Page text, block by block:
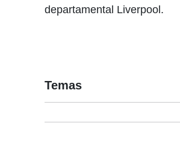
departamental Liverpool.
Temas